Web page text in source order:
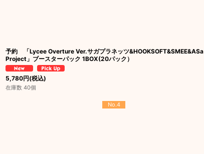
予約 「Lycee Overture Ver.サガプラネッツ&HOOKSOFT&SMEE&ASa
Project」ブースターパック 1BOX(20パック）
5,780円(税込)
在庫数 40個
No.4